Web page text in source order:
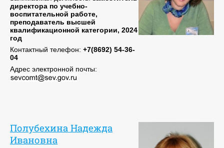
директора по учебно-
воспитательной работе,
преподаватель высшей
квалификационной категории, 2024
год
Контактный телефон: +7(8692) 54-36-
04
Адрес электронной почты:
Полубехина Надежда
Ивановна